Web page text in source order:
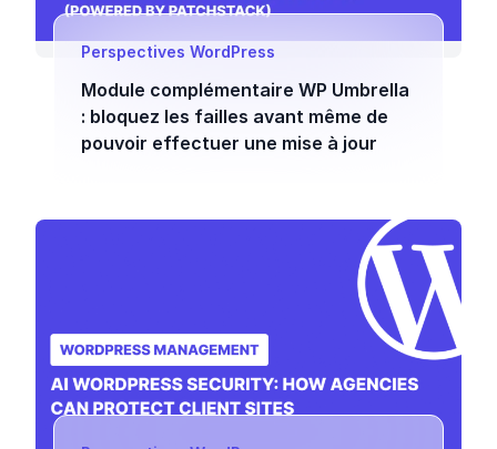
Perspectives WordPress
Module complémentaire WP Umbrella
: bloquez les failles avant même de
pouvoir effectuer une mise à jour